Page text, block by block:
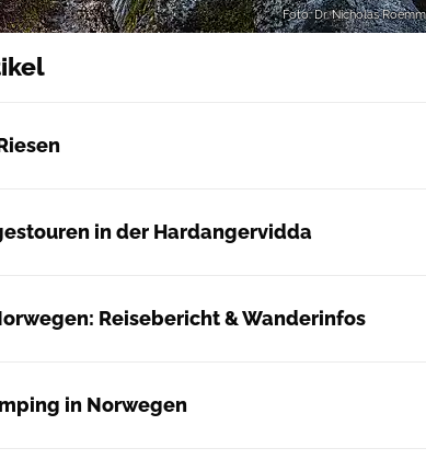
Foto: Dr. Nicholas
in der Hardangervidda
Reisebericht & Wanderinfos
in Norwegen